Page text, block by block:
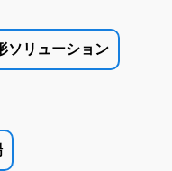
ソリューション